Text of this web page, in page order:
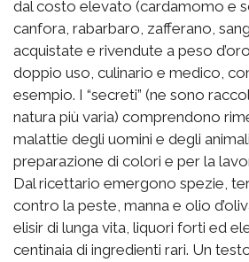
dal costo elevato (cardamomo e
canfora, rabarbaro, zafferano,
acquistate e rivendute a peso
doppio uso, culinario e medico,
esempio. I “secreti” (ne sono
natura più varia) comprendono
malattie degli uomini e degli
preparazione di colori e per la
Dal ricettario emergono spezie,
contro la peste, manna e olio
elisir di lunga vita, liquori forti ed
centinaia di ingredienti rari. Un